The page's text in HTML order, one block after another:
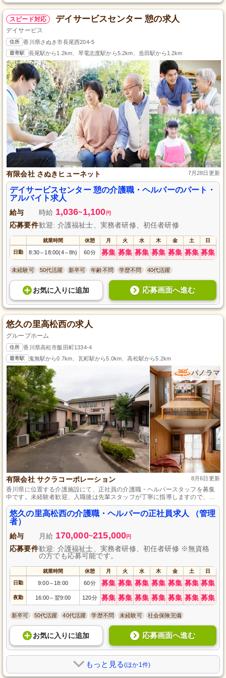
スピード対応 デイサービスセンター 憩の求人
デイサービス
住所 香川県さぬき市長尾西204-5
最寄駅 長尾駅から1.2km、琴電志度駅から5.2km、造田駅から1.2km
有限会社 さぬきヒューネット 7月28日更新
デイサービスセンター 憩の介護職・ヘルパーのパート・
アルバイト求人
給与 時給 1,036~1,100 円
応募要件歓迎: 介護福祉士、実務者研修、初任者研修
就業時間 休憩 月 火 水 木 金 土 日
日勤 8:30～ 18:00(4～8h) 60分 募集 募集 募集 募集 募集 募集 募集
未経験可 50代活躍 新卒可 年齢不問 学歴不問 40代活躍
お気に入り に追加 応募画面へ進む
悠久の里高松西の求人
グループホーム
住所 香川県高松市飯田町1334-4
最寄駅 鬼無駅から0.7km、瓦町駅から5.0km、高松駅から5.2km
パノラマ
有限会社 サクラコーポレーション 8月6日更新
香川県に位置する介護施設にて、正社員の介護職・ヘルパースタッフを募集
中です。未経験者歓迎、入職後は先輩スタッフが丁寧に指導しますので、介
護の仕事に興味がある方は安心してスタートできます。資格取得支援制度も
あり、働きながらスキルアップを目指せる環境です。
悠久の里高松西の介護職・ヘルパーの正社員求人 （管理
者）
給与 月給 170,000~215,000円
応募要件歓迎: 介護福祉士、実務者研修、初任者研修 ※無資格
の方でも応募可能です。
就業時間 休憩 月 火 水 木 金 土 日
日勤 9:00～ 18:00 60分 募集 募集 募集 募集 募集 募集 募集
夜勤 16:00～ 翌9:00 120分 募集 募集 募集 募集 募集 募集 募集
新卒可 50代活躍 40代活躍 学歴不問 未経験可 社会保険完備
お気に入り に追加 応募画面へ進む
もっと見る(ほか1件)